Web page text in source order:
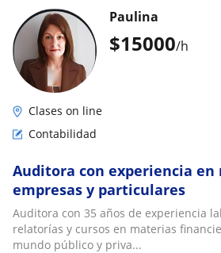
$15000/h
Paulina
Clases on line
Contabilidad
Auditora con experiencia
empresas y particulares
Auditora con 35 años de experiencia
relatorías y cursos en materias
mundo público y priva...